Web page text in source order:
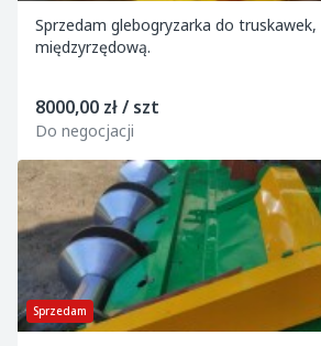
Sprzedam glebogryzarka do truskawek,
międzyrzędową.
8000,00 zł / szt
Do negocjacji
Sprzedam